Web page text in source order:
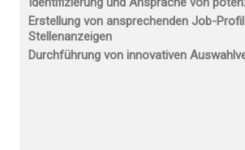
Erstellung von ansprechenden Job-
Stellenanzeigen
Durchführung von innovativen